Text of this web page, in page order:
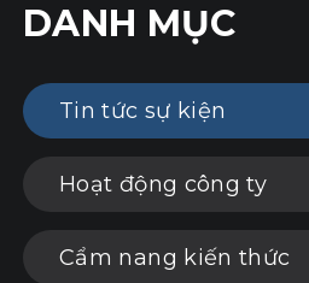
DANH MỤC
Tin tức sự kiện
Hoạt động công ty
Cẩm nang kiến thức